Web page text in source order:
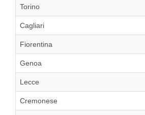
Torino
Cagliari
Fiorentina
Genoa
Lecce
Cremonese